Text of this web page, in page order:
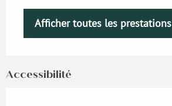
Afficher toutes les prestations
Accessibilité